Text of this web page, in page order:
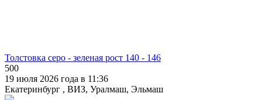
Толстовка серо - зеленая рост 140 - 146
500
19 июля 2026 года в 11:36
Екатеринбург , ВИЗ, Уралмаш, Эльмаш